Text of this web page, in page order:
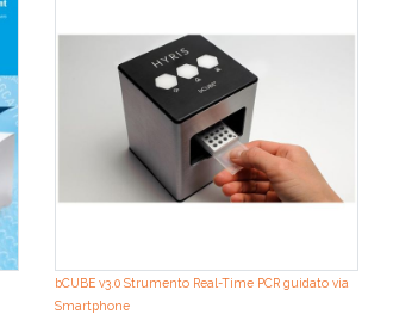
bCUBE v3.0 Strumento Real-Time PCR guidato via
Smartphone